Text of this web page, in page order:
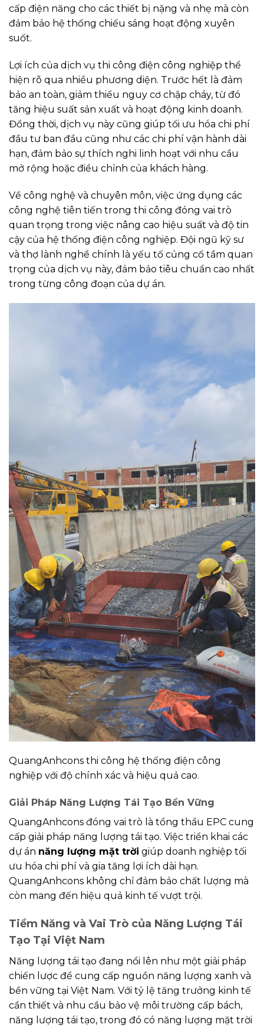
cấp điện năng cho các thiết bị nặng và nhẹ mà còn
đảm bảo hệ thống chiếu sáng hoạt động xuyên
suốt.
Lợi ích của dịch vụ thi công điện công nghiệp thể
hiện rõ qua nhiều phương diện. Trước hết là đảm
bảo an toàn, giảm thiểu nguy cơ chập cháy, từ đó
tăng hiệu suất sản xuất và hoạt động kinh doanh.
Đồng thời, dịch vụ này cũng giúp tối ưu hóa chi phí
đầu tư ban đầu cũng như các chi phí vận hành dài
hạn, đảm bảo sự thích nghi linh hoạt với nhu cầu
mở rộng hoặc điều chỉnh của khách hàng.
Về công nghệ và chuyên môn, việc ứng dụng các
công nghệ tiên tiến trong thi công đóng vai trò
quan trọng trong việc nâng cao hiệu suất và độ tin
cậy của hệ thống điện công nghiệp. Đội ngũ kỹ sư
và thợ lành nghề chính là yếu tố củng cố tầm quan
trọng của dịch vụ này, đảm bảo tiêu chuẩn cao nhất
trong từng công đoạn của dự án.
QuangAnhcons thi công hệ thống điện công
nghiệp với độ chính xác và hiệu quả cao.
Giải Pháp Năng Lượng Tái Tạo Bền Vững
QuangAnhcons đóng vai trò là tổng thầu EPC cung
cấp giải pháp năng lượng tái tạo. Việc triển khai các
dự án năng lượng mặt trời giúp doanh nghiệp tối
ưu hóa chi phí và gia tăng lợi ích dài hạn.
QuangAnhcons không chỉ đảm bảo chất lượng mà
còn mang đến hiệu quả kinh tế vượt trội.
Tiềm Năng và Vai Trò của Năng Lượng Tái
Tạo Tại Việt Nam
Năng lượng tái tạo đang nổi lên như một giải pháp
chiến lược để cung cấp nguồn năng lượng xanh và
bền vững tại Việt Nam. Với tỷ lệ tăng trưởng kinh tế
cần thiết và nhu cầu bảo vệ môi trường cấp bách,
năng lượng tái tạo, trong đó có năng lượng mặt trời